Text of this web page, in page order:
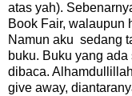
atas yah).
Book Fair, walaupun
Namun aku sedang
buku. Buku yang
dibaca.
give away,